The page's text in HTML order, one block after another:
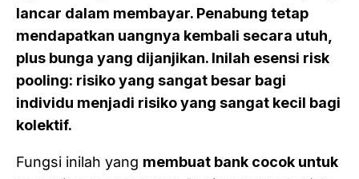
lancar dalam membayar. Penabung tetap
mendapatkan uangnya kembali secara utuh,
plus bunga yang dijanjikan. Inilah esensi risk
pooling: risiko yang sangat besar bagi
individu menjadi risiko yang sangat kecil bagi
kolektif.
Fungsi inilah yang membuat bank cocok untuk